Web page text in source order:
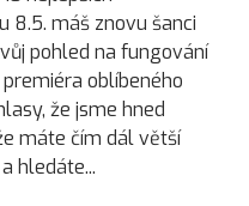
8.5. máš znovu šanci
pohled na fungování
oblíbeného
že jsme hned
máte čím dál větší
hledáte...